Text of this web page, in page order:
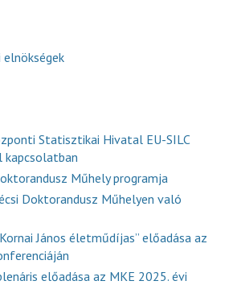
elnökségek
Statisztikai Hivatal EU-SILC
Műhely programja
Doktorandusz Műhelyen való
János életműdíjas” előadása az
előadása az MKE 2025. évi